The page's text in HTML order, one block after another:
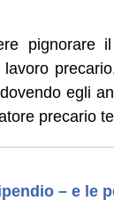
pignorare
egli
precario
– e le